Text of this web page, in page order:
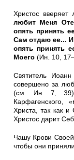
Христос
любит Меня
опять принять
Сам отдаю ее...
опять принять
Моего (Ин. 10,
Святитель Иоанн
соверше­но за
(см. Ин. 7,
Карфагенского,
Христа, так как
Христос дарит
Чашу Крови
что­бы они